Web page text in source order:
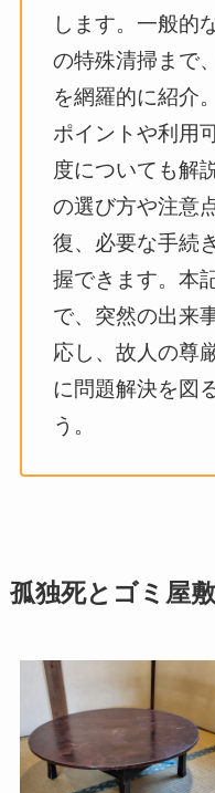
します。一般的
の特殊清掃まで
を網羅的に紹介
ポイントや利用
度についても解
の選び方や注意
復、必要な手続
握できます。本
で、突然の出来
応し、故人の尊
に問題解決を図
う。
孤独死とゴミ屋